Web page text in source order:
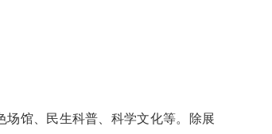
场馆、民生科普、科学文化等。除展